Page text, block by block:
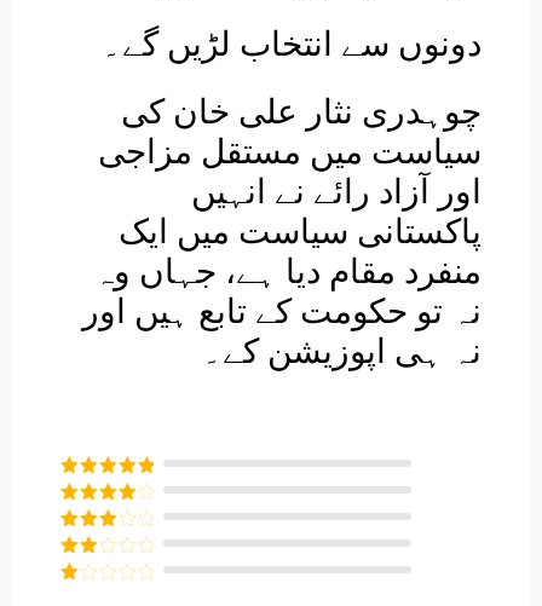
دونوں سے انتخاب لڑیں گے۔
چوہدری نثار علی خان کی
سیاست میں مستقل مزاجی
اور آزاد رائے نے انہیں
پاکستانی سیاست میں ایک
منفرد مقام دیا ہے، جہاں وہ
نہ تو حکومت کے تابع ہیں اور
نہ ہی اپوزیشن کے۔
Rated5out
of 5
Rated4
out of 5
Rated3
out of
5
Rated